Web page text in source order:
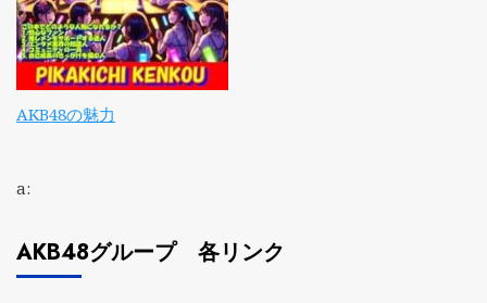
AKB48の魅力
a:
AKB48グループ 各リンク